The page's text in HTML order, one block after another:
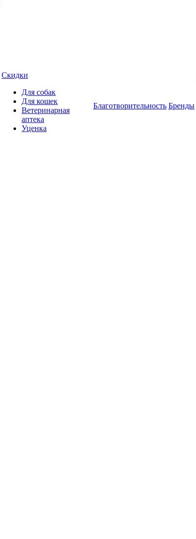
Скидки
Для собак
Для кошек
Ветеринарная
аптека
Уценка
Благотворительность Бренды